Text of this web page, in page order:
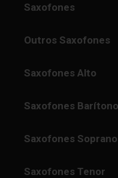
Saxofones
Outros Saxofones
Saxofones Alto
Saxofones Barítono
Saxofones Soprano
Saxofones Tenor